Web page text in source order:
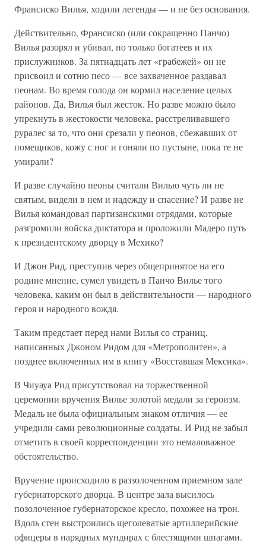
Франсиско Вилья, ходили легенды — и не без основания.
Действительно, Франсиско (или сокращенно Панчо)
Вилья разорял и убивал, но только богатеев и их
прислужников. За пятнадцать лет «грабежей» он не
присвоил и сотню песо — все захваченное раздавал
пеонам. Во время голода он кормил население целых
районов. Да, Вилья был жесток. Но разве можно было
упрекнуть в жестокости человека, расстреливавшего
руралес за то, что они срезали у пеонов, сбежавших от
помещиков, кожу с ног и гоняли по пустыне, пока те не
умирали?
И разве случайно пеоны считали Вилью чуть ли не
святым, видели в нем и надежду и спасение? И разве не
Вилья командовал партизанскими отрядами, которые
разгромили войска диктатора и проложили Мадеро путь
к президентскому дворцу в Мехико?
И Джон Рид, преступив через общепринятое на его
родине мнение, сумел увидеть в Панчо Вилье того
человека, каким он был в действительности — народного
героя и народного вождя.
Таким предстает перед нами Вилья со страниц,
написанных Джоном Ридом для «Метрополитен», а
позднее включенных им в книгу «Восставшая Мексика».
В Чиуауа Рид присутствовал на торжественной
церемонии вручения Вилье золотой медали за героизм.
Медаль не была официальным знаком отличия — ее
учредили сами революционные солдаты. И Рид не забыл
отметить в своей корреспонденции это немаловажное
обстоятельство.
Вручение происходило в раззолоченном приемном зале
губернаторского дворца. В центре зала высилось
позолоченное губернаторское кресло, похожее на трон.
Вдоль стен выстроились щеголеватые артиллерийские
офицеры в нарядных мундирах с блестящими шпагами.